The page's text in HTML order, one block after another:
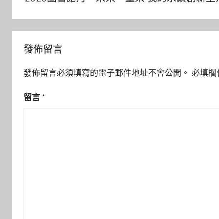
發佈留言
發佈留言必須填寫的電子郵件地址不會公開。 必填欄
留言 *